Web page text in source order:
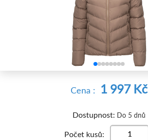
Cena : 1 997 Kč
Dostupnost: Do 5 dnů
Počet kusů: